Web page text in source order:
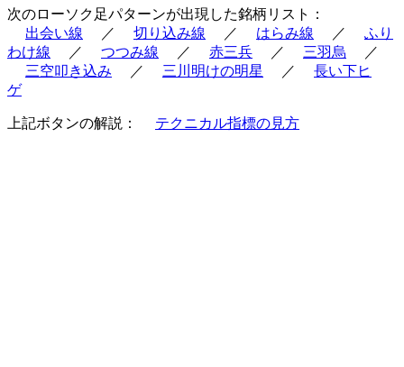
次のローソク足パターンが出現した銘柄リスト：
出会い線
／ 切り込み線 ／ はらみ線 ／
ふり
わけ線
／ つつみ線 ／ 赤三兵 ／ 三羽烏
／
三空叩き込み
／ 三川明けの明星 ／
長い下ヒ
ゲ
上記ボタンの解説： テクニカル指標の見方